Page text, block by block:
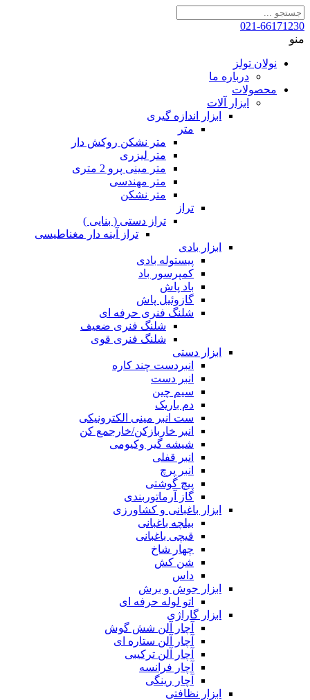
021-66171230
منو
نولان تولز
درباره ما
محصولات
ابزار آلات
ابزار اندازه گیری
متر
متر نشکن روکش دار
متر لیزری
متر مینی پرو 2 متری
متر مهندسی
متر نشکن
تراز
تراز دستی ( بنایی )
تراز آینه دار مغناطیسی
ابزار بادی
پیستوله بادی
کمپرسور باد
باد پاش
گازوئیل پاش
شلنگ فنری حرفه ای
شلنگ فنری ضعیف
شلنگ فنری قوی
ابزار دستی
انبردست چند کاره
انبر دست
سیم چین
دم باریک
ست انبر مینی الکترونیکی
انبر خاربازکن/خارجمع کن
شیشه گیر وکیومی
انبر قفلی
انبر پرچ
پیچ گوشتی
گاز آرماتوربندی
ابزار باغبانی و کشاورزی
بیلچه باغبانی
قیچی باغبانی
چهار شاخ
شن کش
داس
ابزار جوش و برش
اتو لوله حرفه ای
ابزار گاراژی
آچار آلن شش گوش
آچار آلن ستاره ای
آچار آلن ترکیبی
آچار فرانسه
آچار رینگی
ابزار نظافتی